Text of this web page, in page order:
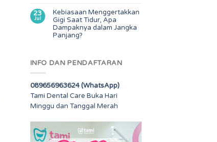
23
Jul
Kebiasaan Menggertakkan
Gigi Saat Tidur, Apa
Dampaknya dalam Jangka
Panjang?
INFO DAN PENDAFTARAN
089656963624 (WhatsApp)
Tami Dental Care Buka Hari
Minggu dan Tanggal Merah